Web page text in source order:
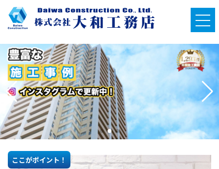
ここがポイント！